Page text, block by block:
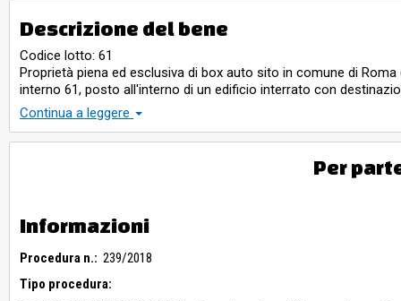
Descrizione del bene
Codice lotto: 61
Proprietà piena ed esclusiva di box auto sito in comune di
interno 61, posto all'interno di un edificio interrato con
circa 2,45 m., confinante con spazio di manovra sub 3, box
fabbricati del comune di Roma al foglio 608, particella 1285,
superficie catastale 14 mq., rendita euro 100,5 (bene n. 61
Essendo stato l’edificio interrato nel quale ricade realizzato ai
essere destinata a pertinenza di altra unità immobiliare a uso
L’unità immobiliare è nella disponibilità della parte esecutata e
Continua a leggere
Per
Informazioni
Procedura n.: 239/2018
Tipo procedura: